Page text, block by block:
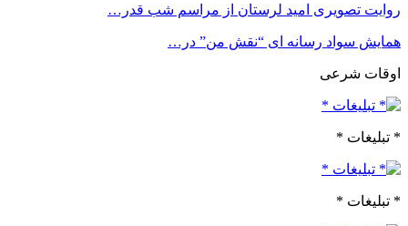
روایت تصویری امید لرستان از مراسم شب قدر…
همایش سواد رسانه ای “نقش من” در…
اوقات شرعی
* تبلیغات *
* تبلیغات *